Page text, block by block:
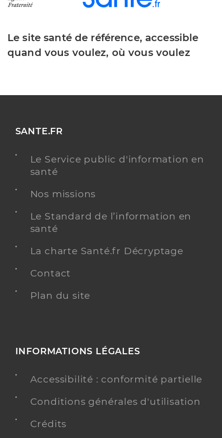
Le site santé de référence, accessible
quand vous voulez, où vous voulez
SANTE.FR
Le Service public d'information en
santé
Nos missions
Le Standard de l’information en
santé
La charte Santé.fr Décryptage
Contact
Plan du site
INFORMATIONS LÉGALES
Accessibilité : conformité partielle
Conditions générales d'utilisation
Crédits